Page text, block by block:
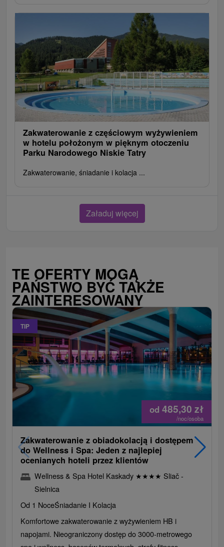
Zakwaterowanie z częściowym wyżywieniem
w hotelu położonym w pięknym otoczeniu
Parku Narodowego Niskie Tatry
Zakwaterowanie, śniadanie i kolacja ...
Załaduj więcej
TE OFERTY MOGĄ
PAŃSTWO BYĆ TAKŻE
ZAINTERESOWANY
TIP
od 485,30 zł
/noc/osoba
Zakwaterowanie z obiadokolacją i dostępem
do Wellness i Spa: Jeden z najlepiej
ocenianych hoteli przez klientów
Wellness & Spa Hotel Kaskady ★★★★ Sliač -
Sielnica
Od 1 NoceŚniadanie I Kolacja
Komfortowe zakwaterowanie z wyżywieniem HB i
napojami. Nieograniczony dostęp do 3000-metrowego